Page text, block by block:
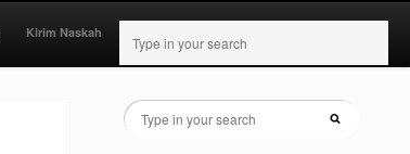
Kirim Naskah